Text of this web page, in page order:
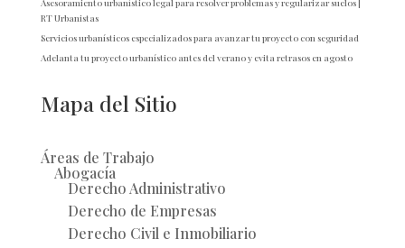
Asesoramiento urbanístico legal para resolver problemas y regularizar suelos |
RT Urbanistas
Servicios urbanísticos especializados para avanzar tu proyecto con seguridad
Adelanta tu proyecto urbanístico antes del verano y evita retrasos en agosto
Mapa del Sitio
Áreas de Trabajo
Abogacía
Derecho Administrativo
Derecho de Empresas
Derecho Civil e Inmobiliario